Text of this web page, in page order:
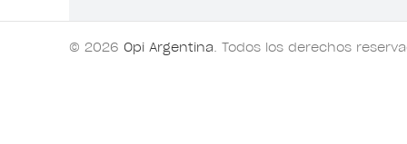
© 2026 Opi Argentina. Todos los derechos